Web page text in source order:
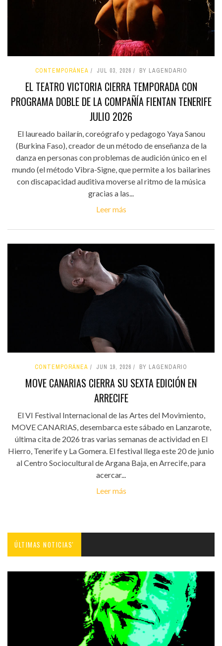
CONTEMPORÁNEA JUL 03, 2026 BY LAGENDARIO
EL TEATRO VICTORIA CIERRA TEMPORADA CON
PROGRAMA DOBLE DE LA COMPAÑÍA FIENTAN TENERIFE
JULIO 2026
El laureado bailarín, coreógrafo y pedagogo Yaya Sanou
(Burkina Faso), creador de un método de enseñanza de la
danza en personas con problemas de audición único en el
mundo (el método Vibra-Signe, que permite a los bailarines
con discapacidad auditiva moverse al ritmo de la música
gracias a las...
Leer más
CONTEMPORÁNEA JUN 19, 2026 BY LAGENDARIO
MOVE CANARIAS CIERRA SU SEXTA EDICIÓN EN
ARRECIFE
El VI Festival Internacional de las Artes del Movimiento,
MOVE CANARIAS, desembarca este sábado en Lanzarote,
última cita de 2026 tras varias semanas de actividad en El
Hierro, Tenerife y La Gomera. El festival llega este 20 de junio
al Centro Sociocultural de Argana Baja, en Arrecife, para
acercar...
Leer más
ÚLTIMAS NOTICIAS'